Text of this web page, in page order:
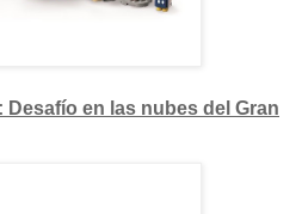
Desafío en las nubes del Gran